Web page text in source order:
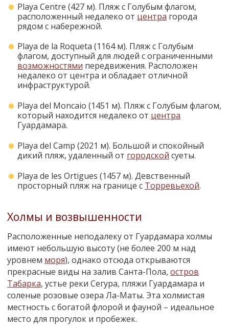
Playa Centre (427 м). Пляж с Голубым флагом,
расположенный недалеко от центра города
рядом с набережной.
Playa de la Roqueta (1164 м). Пляж с Голубым
флагом, доступный для людей с ограниченными
возможностями передвижения. Расположен
недалеко от центра и обладает отличной
инфраструктурой.
Playa del Moncaio (1451 м). Пляж с Голубым флагом,
который находится недалеко от центра
Гуардамара.
Playa del Camp (2021 м). Большой и спокойный
дикий пляж, удаленный от городской суеты.
Playa de les Ortigues (1457 м). Девственный
просторный пляж на границе с Торревьехой.
Холмы и возвышенности
Расположенные неподалеку от Гуардамара холмы
имеют небольшую высоту (не более 200 м над
уровнем моря), однако отсюда открываются
прекрасные виды на залив Санта-Пола, остров
Табарка, устье реки Сегура, пляжи Гуардамара и
соленые розовые озера Ла-Маты. Эта холмистая
местность с богатой флорой и фауной – идеальное
место для прогулок и пробежек.